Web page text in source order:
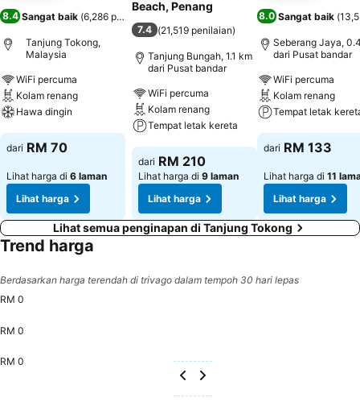
8.4 Sangat baik (6,286 penilaian
Tanjung Tokong,
Malaysia
WiFi percuma
Kolam renang
Hawa dingin
Lihat harga
dari RM 70
Lihat harga di 6 laman
Lihat harga
Beach, Penang
7.4 (21,519 penilaian)
Tanjung Bungah, 1.1 km
dari Pusat bandar
WiFi percuma
Kolam renang
Tempat letak kereta
Lihat harga
dari RM 210
Lihat harga di 9 laman
Lihat harga
8.0 Sangat baik (
Seberang Jaya,
dari Pusat bandar
WiFi percuma
Kolam renang
Tempat letak
Lihat harga
dari RM 133
Lihat harga di 11
Lihat harga
Lihat semua penginapan di Tanjung Tokong
Trend harga
Berdasarkan harga terendah di trivago dalam tempoh 30 hari lepas
RM 0
RM 0
RM 0